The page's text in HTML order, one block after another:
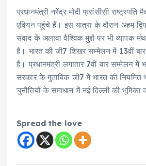
प्रधानमंत्री नरेंद्र मोदी फ्रांसीसी राष्ट्रपति
एवियन पहुंचे हैं। इस यात्रा के दौरान अहम
संवाद के अलावा वैश्विक मुद्दों पर भी व्यापक
है। भारत की जी7 शिखर सम्मेलन में 13वीं बार
है। प्रधानमंत्री लगातार 7वीं बार सम्मेलन में
सरकार के मुताबिक जी7 में भारत की नियमित
चुनौतियों के समाधान में नई दिल्ली की भूमिका
Spread the love